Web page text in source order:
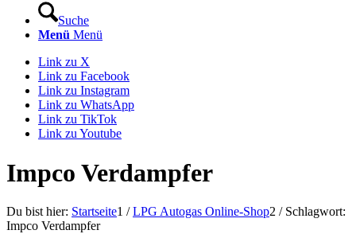
Suche
Menü Menü
Link zu X
Link zu Facebook
Link zu Instagram
Link zu WhatsApp
Link zu TikTok
Link zu Youtube
Impco Verdampfer
Du bist hier: Startseite1 / LPG Autogas Online-Shop2 / Schlagwort:
Impco Verdampfer